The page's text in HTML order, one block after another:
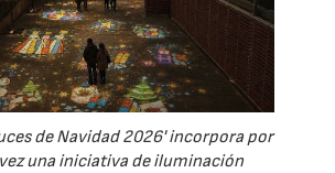
de Navidad 2026' incorpora por
una iniciativa de iluminación